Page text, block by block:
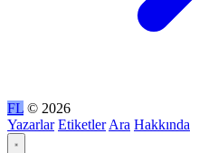
FL © 2026
Yazarlar Etiketler Ara Hakkında